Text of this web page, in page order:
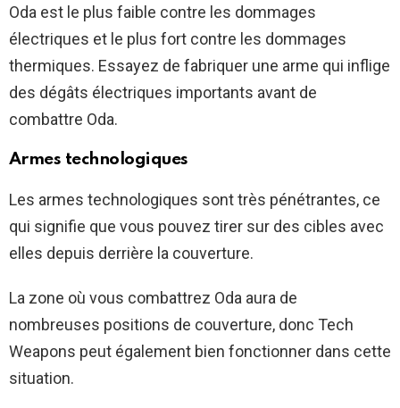
Oda est le plus faible contre les dommages
électriques et le plus fort contre les dommages
thermiques. Essayez de fabriquer une arme qui inflige
des dégâts électriques importants avant de
combattre Oda.
Armes technologiques
Les armes technologiques sont très pénétrantes, ce
qui signifie que vous pouvez tirer sur des cibles avec
elles depuis derrière la couverture.
La zone où vous combattrez Oda aura de
nombreuses positions de couverture, donc Tech
Weapons peut également bien fonctionner dans cette
situation.